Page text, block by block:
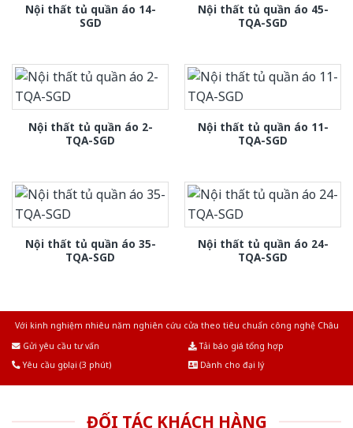
Nội thất tủ quần áo 14-
SGD
Nội thất tủ quần áo 45-
TQA-SGD
Nội thất tủ quần áo 2-
TQA-SGD
Nội thất tủ quần áo 11-
TQA-SGD
Nội thất tủ quần áo 35-
TQA-SGD
Nội thất tủ quần áo 24-
TQA-SGD
Với kinh nghiệm nhiêu năm nghiên cứu cửa theo tiêu chuẩn công nghệ Châu
Gửi yêu cầu tư vấn
Tải báo giá tổng hợp
Yêu cầu gọi lại (3 phút)
Dành cho đại lý
ĐỐI TÁC KHÁCH HÀNG